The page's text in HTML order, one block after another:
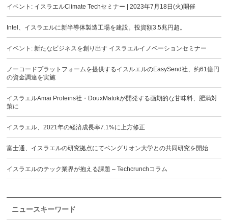
イベント: イスラエルClimate Techセミナー | 2023年7月18日(火)開催
Intel、イスラエルに新半導体製造工場を建設。投資額3.5兆円超。
イベント: 新たなビジネスを創り出す イスラエルイノベーションセミナー
ノーコードプラットフォームを提供するイスルエルのEasySend社、約61億円
の資金調達を実施
イスラエルAmai Proteins社・DouxMatokが開発する画期的な甘味料、肥満対
策に
イスラエル、2021年の経済成長率7.1%に上方修正
富士通、イスラエルの研究拠点にてベングリオン大学との共同研究を開始
イスラエルのテック業界が抱える課題 – Techcrunchコラム
ニュースキーワード